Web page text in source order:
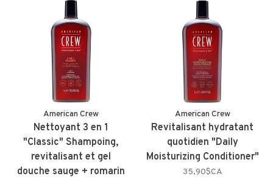
American Crew
Nettoyant 3 en 1
"Classic" Shampoing,
revitalisant et gel
douche sauge + romarin
American Crew
Revitalisant hydratant
quotidien "Daily
Moisturizing Conditioner"
35,90$CA